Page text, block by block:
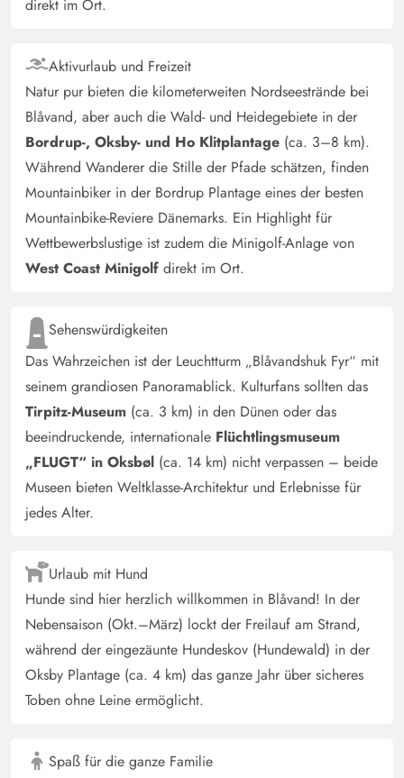
direkt im Ort.
Aktivurlaub und Freizeit
Natur pur bieten die kilometerweiten Nordseestrände bei
Blåvand, aber auch die Wald- und Heidegebiete in der
Bordrup-, Oksby- und Ho Klitplantage (ca. 3–8 km).
Während Wanderer die Stille der Pfade schätzen, finden
Mountainbiker in der Bordrup Plantage eines der besten
Mountainbike-Reviere Dänemarks. Ein Highlight für
Wettbewerbslustige ist zudem die Minigolf-Anlage von
West Coast Minigolf direkt im Ort.
Sehenswürdigkeiten
Das Wahrzeichen ist der Leuchtturm „Blåvandshuk Fyr“ mit
seinem grandiosen Panoramablick. Kulturfans sollten das
Tirpitz-Museum (ca. 3 km) in den Dünen oder das
beeindruckende, internationale Flüchtlingsmuseum
„FLUGT“ in Oksbøl (ca. 14 km) nicht verpassen – beide
Museen bieten Weltklasse-Architektur und Erlebnisse für
jedes Alter.
Urlaub mit Hund
Hunde sind hier herzlich willkommen in Blåvand! In der
Nebensaison (Okt.–März) lockt der Freilauf am Strand,
während der eingezäunte Hundeskov (Hundewald) in der
Oksby Plantage (ca. 4 km) das ganze Jahr über sicheres
Toben ohne Leine ermöglicht.
Spaß für die ganze Familie